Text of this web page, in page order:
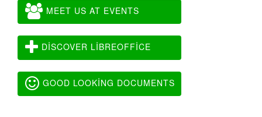
MEET US AT EVENTS
DISCOVER LIBREOFFICE
GOOD LOOKING DOCUMENTS